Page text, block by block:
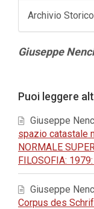
Archivio Storico
Contenuto
Giuseppe Nenci
dell'articolo
Puoi leggere
Giuseppe
spazio catastale
NORMALE
FILOSOFIA:
Giuseppe
Corpus des